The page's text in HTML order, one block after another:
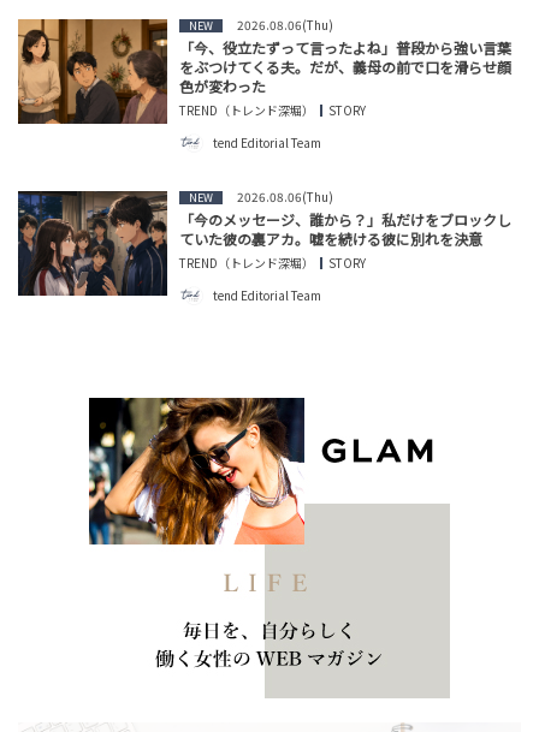
NEW 2026.08.06(Thu)
「今、役立たずって言ったよね」普段から強い言葉
をぶつけてくる夫。だが、義母の前で口を滑らせ顔
色が変わった
TREND（トレンド深堀）
STORY
tend Editorial Team
NEW 2026.08.06(Thu)
「今のメッセージ、誰から？」私だけをブロックし
ていた彼の裏アカ。嘘を続ける彼に別れを決意
TREND（トレンド深堀）
STORY
tend Editorial Team